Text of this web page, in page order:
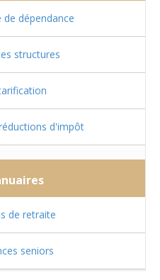
de dépendance
structures
d'impôt
de retraite
seniors